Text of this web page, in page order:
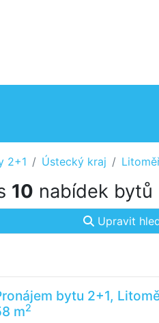
2+1 Ústecký kraj
10 nabídek bytů
Upravit
bytu 2+1,
m2